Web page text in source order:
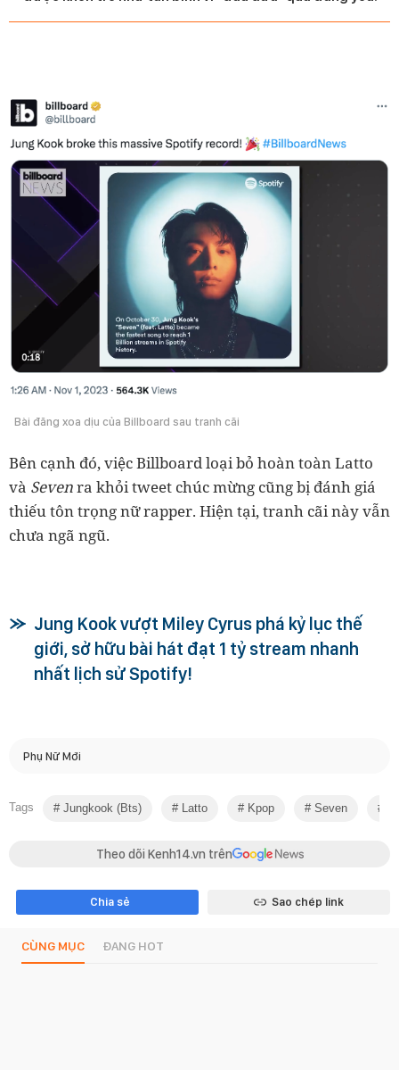
Bài đăng xoa dịu của Billboard sau tranh cãi
Bên cạnh đó, việc Billboard loại bỏ hoàn toàn Latto
và Sevenra khỏi tweet chúc mừng cũng bị đánh giá
thiếu tôn trọng nữ rapper. Hiện tại, tranh cãi này vẫn
chưa ngã ngũ.
Jung Kook vượt Miley Cyrus phá kỷ lục thế
giới, sở hữu bài hát đạt 1 tỷ stream nhanh
nhất lịch sử Spotify!
Phụ Nữ Mới
Tags Jungkook (bts) Latto Kpop Seven
Theo dõi Kenh14.vn trên
Chia sẻ Sao chép link
CÙNG MỤC ĐANG HOT